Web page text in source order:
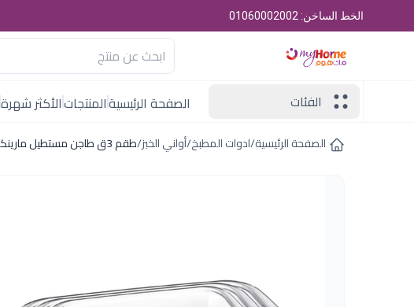
الخط الساخن: 01060002002
الفئات
الصفحة الرئيسيةالمنتجاتالأكثر شهرة
الصفحة الرئيسية/ادوات المطبخ/أواني الخبز/طقم 3ق طاجن مستطيل مارينكس برازيلى 93